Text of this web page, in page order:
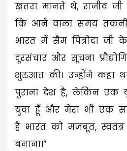
खतरा मानते थे, राजीव
कि आने वाला समय
भारत में सैम पित्रोदा जी
दूरसंचार और सूचना
शुरुआत की। उन्होंने कहा
पुराना देश है, लेकिन एक
युवा हूँ और मेरा भी एक
है भारत को मजबूत,
बनाना।”